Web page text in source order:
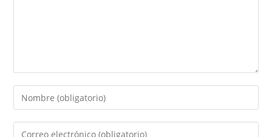
Introduce
tu
nombre
Introduce